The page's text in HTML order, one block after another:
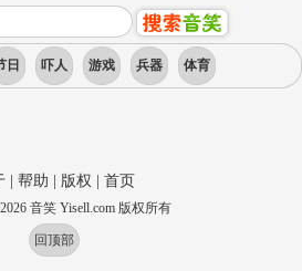
日 吓人 游戏 兵器 体育
| 帮助 版权 首页
2026 音笑 Yisell.com 版权所有
回顶部